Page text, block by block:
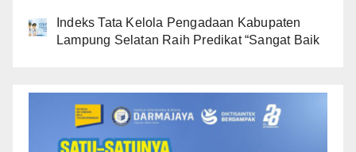
Indeks Tata Kelola Pengadaan Kabupaten
Lampung Selatan Raih Predikat “Sangat Baik